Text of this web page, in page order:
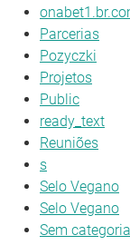
Parcerias
Pozyczki
Projetos
Public
ready_text
Reuniões
s
Selo Vegano
Selo Vegano
Sem categoria